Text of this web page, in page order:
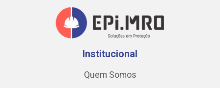
Institucional
Quem Somos